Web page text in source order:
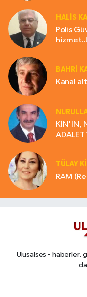
HALIS
Polis
hizmet..!
BAHRI
Kanal
KİN'İN,
TÜLAY
Ulusalses - haberler,